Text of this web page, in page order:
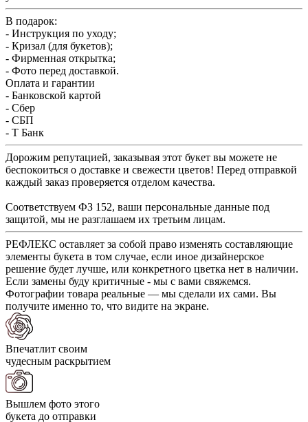
В подарок:
- Инструкция по уходу;
- Кризал (для букетов);
- Фирменная открытка;
- Фото перед доставкой.
Оплата и гарантии
- Банковской картой
- Сбер
- СБП
- Т Банк
Дорожим репутацией, заказывая этот букет вы можете не
беспокоиться о доставке и свежести цветов! Перед отправкой
каждый заказ проверяется отделом качества.
Соответствуем ФЗ 152, ваши персональные данные под
защитой, мы не разглашаем их третьим лицам.
РЕФЛЕКС оставляет за собой право изменять составляющие
элементы букета в том случае, если иное дизайнерское
решение будет лучше, или конкретного цветка нет в наличии.
Если замены буду критичные - мы с вами свяжемся.
Фотографии товара реальные — мы сделали их сами. Вы
получите именно то, что видите на экране.
Впечатлит своим
чудесным раскрытием
Вышлем фото этого
букета до отправки